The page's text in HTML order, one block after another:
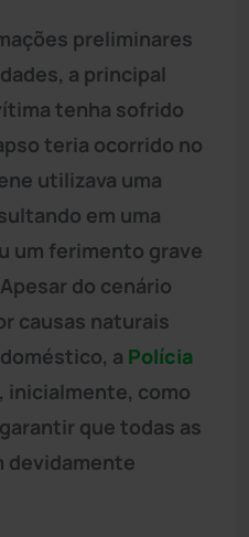
preliminares
a principal
tenha sofrido
teria ocorrido no
utilizava uma
em uma
um ferimento grave
do cenário
causas naturais
a Polícia
inicialmente, como
que todas as
devidamente